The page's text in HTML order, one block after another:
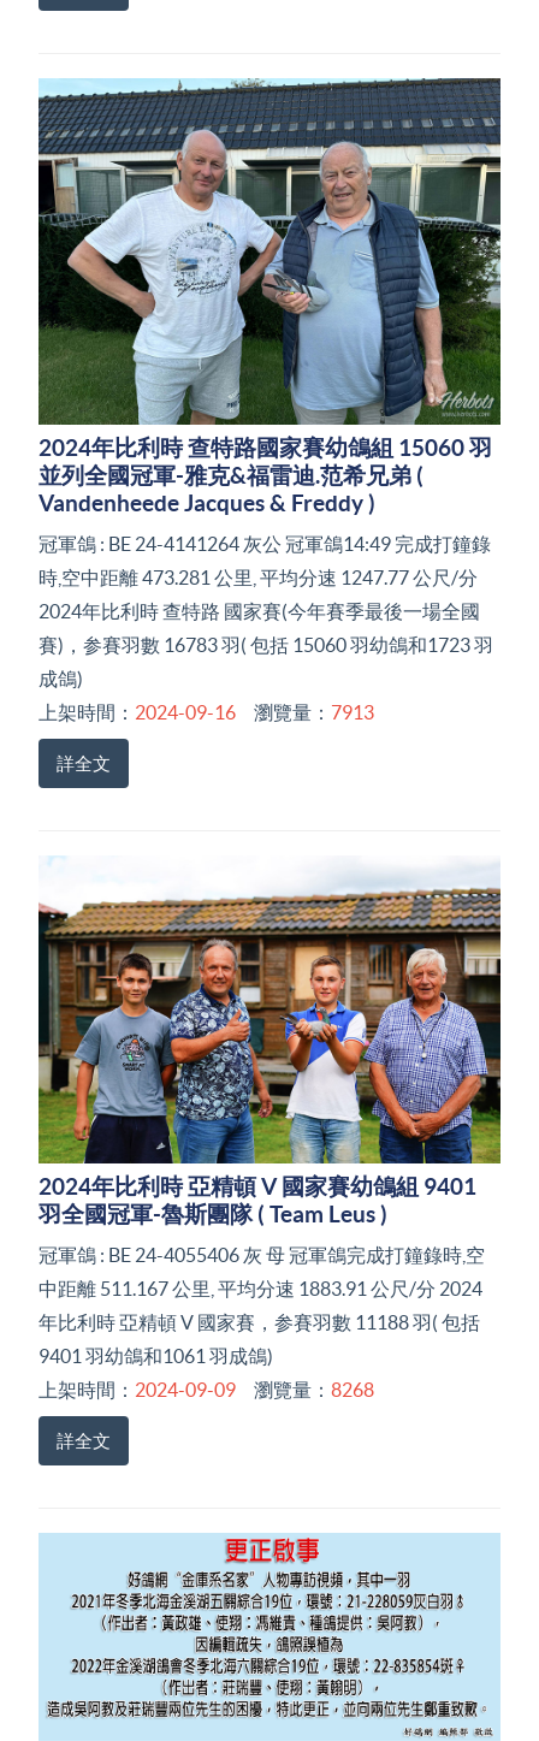
2024年比利時 查特路國家賽幼鴿組 15060 羽
並列全國冠軍-雅克&福雷迪.范希兄弟 (
Vandenheede Jacques & Freddy )
冠軍鴿 : BE 24-4141264 灰公 冠軍鴿14:49 完成打鐘錄
時,空中距離 473.281 公里, 平均分速 1247.77 公尺/分
2024年比利時 查特路 國家賽(今年賽季最後一場全國
賽)，参賽羽數 16783 羽( 包括 15060 羽幼鴿和1723 羽
成鴿)
上架時間： 2024-09-16 瀏覽量： 7913
詳全文
2024年比利時 亞精頓 V 國家賽幼鴿組 9401
羽全國冠軍-魯斯團隊 ( Team Leus )
冠軍鴿 : BE 24-4055406 灰 母 冠軍鴿完成打鐘錄時,空
中距離 511.167 公里, 平均分速 1883.91 公尺/分 2024
年比利時 亞精頓 V 國家賽，参賽羽數 11188 羽( 包括
9401 羽幼鴿和1061 羽成鴿)
上架時間： 2024-09-09 瀏覽量： 8268
詳全文